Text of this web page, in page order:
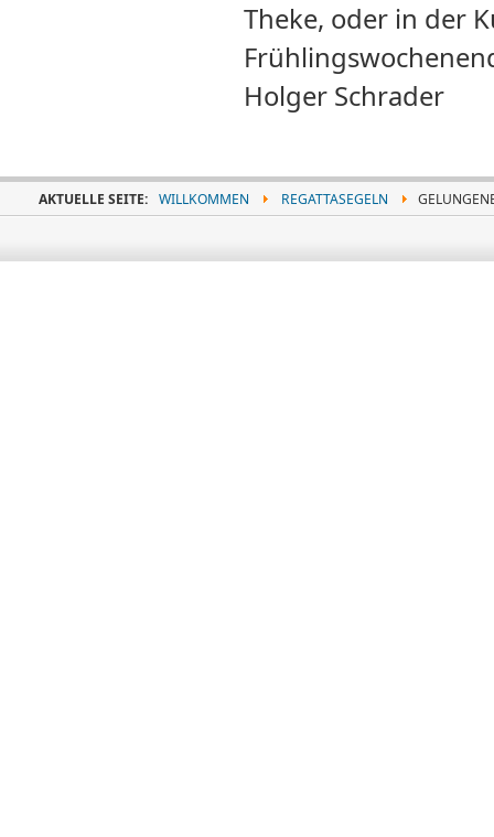
Theke, oder in der
Holger Schrader
AKTUELLE SEITE: WILLKOMMEN REGATTASEGELN